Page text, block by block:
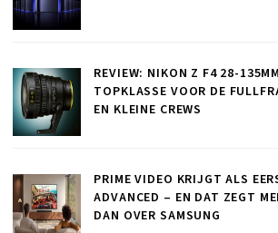
REVIEW: NIKON Z F4 28-
TOPKLASSE VOOR DE
EN KLEINE CREWS
PRIME VIDEO KRIJGT ALS
ADVANCED – EN DAT ZEGT
DAN OVER SAMSUNG